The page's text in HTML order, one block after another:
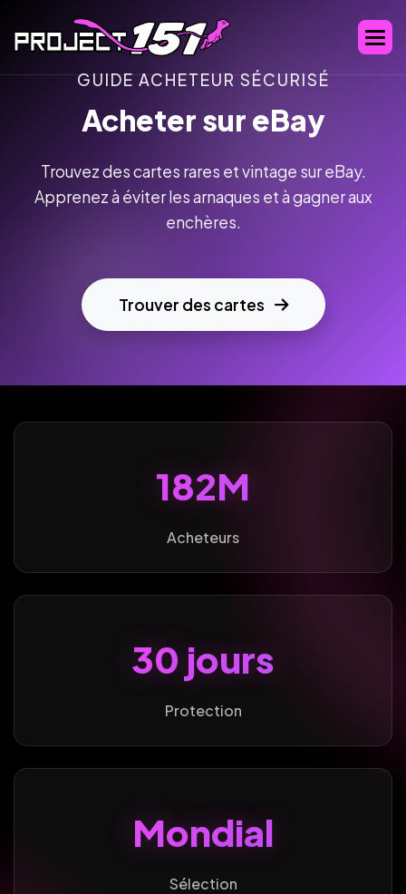
GUIDE ACHETEUR SÉCURISÉ
Acheter sur eBay
Trouvez des cartes rares et vintage sur eBay.
Apprenez à éviter les arnaques et à gagner aux
enchères.
Trouver des cartes
182M
Acheteurs
30 jours
Protection
Mondial
Sélection